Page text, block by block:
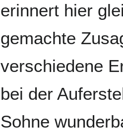
erinnert hier
gemachte
verschiedene
bei der
Sohne